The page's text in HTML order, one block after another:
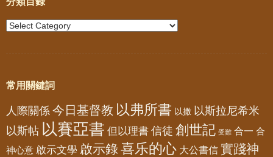
常用關鍵詞
人際關係 今日基督教 以弗所書 以撒 以斯拉尼希米
以斯帖 以賽亞書 但以理書 信徒 創世記 受難 合一 合
神心意 啟示文學 啟示錄喜乐的心 大公書信 實踐神